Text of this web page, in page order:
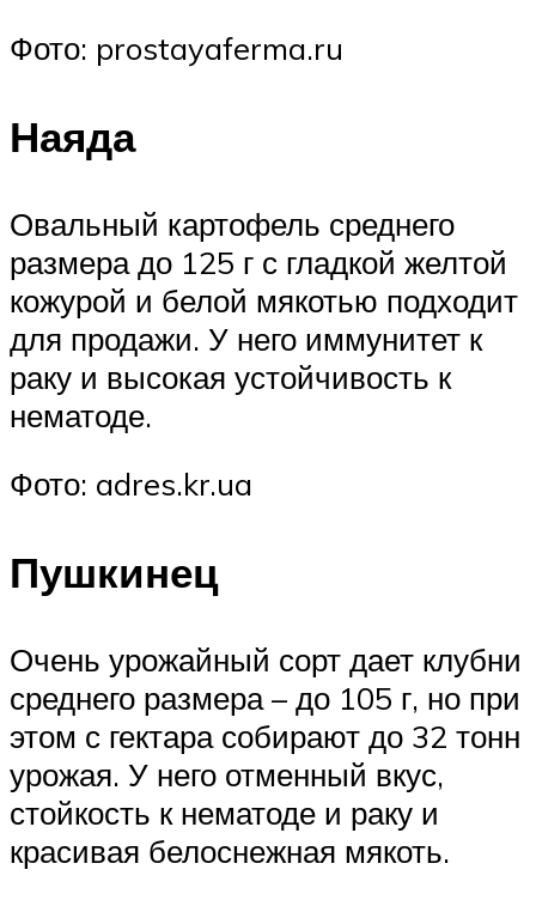
Фото: prostayaferma.ru
Наяда
Овальный картофель среднего
размера до 125 г с гладкой желтой
кожурой и белой мякотью подходит
для продажи. У него иммунитет к
раку и высокая устойчивость к
нематоде.
Фото: adres.kr.ua
Пушкинец
Очень урожайный сорт дает клубни
среднего размера – до 105 г, но при
этом с гектара собирают до 32 тонн
урожая. У него отменный вкус,
стойкость к нематоде и раку и
красивая белоснежная мякоть.